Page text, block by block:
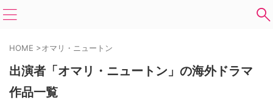
HOME >オマリ・ニュートン
出演者「オマリ・ニュートン」の海外ドラマ
作品一覧